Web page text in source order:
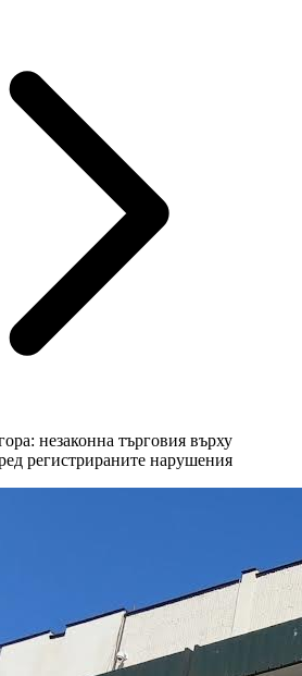
незаконна търговия върху
регистрираните нарушения